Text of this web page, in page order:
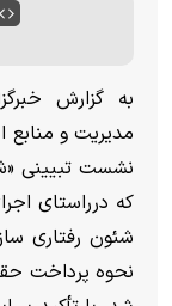
به گزارش
مدیریت و منابع
نشست تبیینی
که درراستای
شئون رفتاری
نحوه پرداخت